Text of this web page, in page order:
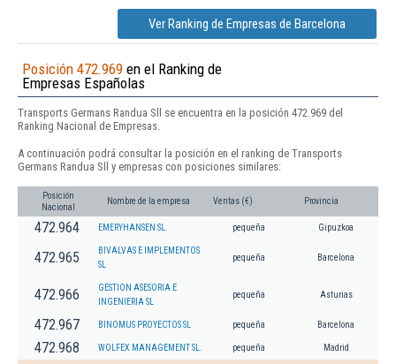
Ver Ranking de Empresas de Barcelona
Posición 472.969 en el Ranking de
Empresas Españolas
Transports Germans Randua Sll se encuentra en la posición 472.969 del
Ranking Nacional de Empresas.
A continuación podrá consultar la posición en el ranking de Transports
Germans Randua Sll y empresas con posiciones similares:
Posición
Nacional
Nombre de la empresa Ventas (€) Provincia
472.964 EMERYHANSEN SL. pequeña Gipuzkoa
472.965
BIVALVAS E IMPLEMENTOS
SL
pequeña Barcelona
472.966
GESTION ASESORIA E
INGENIERIA SL
pequeña Asturias
472.967 BINOMUS PROYECTOS SL pequeña Barcelona
472.968 WOLFEX MANAGEMENT SL. pequeña Madrid